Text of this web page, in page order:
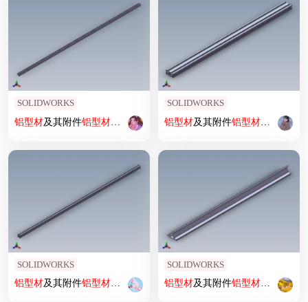
SOLIDWORKS
铝型材及其附件铝型材及其附件1.11.15.015015.02
SOLIDWORKS
铝型材及其附件铝型材及其附件
SOLIDWORKS
铝型材及其附件铝型材及其附件1.11.20.020020.04
SOLIDWORKS
铝型材及其附件铝型材及其附件